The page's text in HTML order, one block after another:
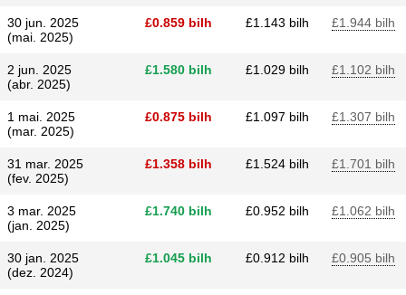
30 jun. 2025
(mai. 2025)
£​0.859 bilh £​1.143 bilh £​1.944 bilh
2 jun. 2025
(abr. 2025)
£​1.580 bilh £​1.029 bilh £​1.102 bilh
1 mai. 2025
(mar. 2025)
£​0.875 bilh £​1.097 bilh £​1.307 bilh
31 mar. 2025
(fev. 2025)
£​1.358 bilh £​1.524 bilh £​1.701 bilh
3 mar. 2025
(jan. 2025)
£​1.740 bilh £​0.952 bilh £​1.062 bilh
30 jan. 2025
(dez. 2024)
£​1.045 bilh £​0.912 bilh £​0.905 bilh